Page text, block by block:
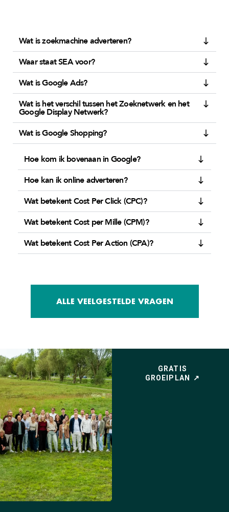
Wat is zoekmachine adverteren?
Waar staat SEA voor?
Wat is Google Ads?
Wat is het verschil tussen het Zoeknetwerk en het
Google Display Netwerk?
Wat is Google Shopping?
Hoe kom ik bovenaan in Google?
Hoe kan ik online adverteren?
Wat betekent Cost Per Click (CPC)?
Wat betekent Cost per Mille (CPM)?
Wat betekent Cost Per Action (CPA)?
ALLE VEELGESTELDE VRAGEN
GRATIS
GROEIPLAN